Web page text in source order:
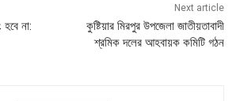
না:
Next article
কুষ্টিয়ার মিরপুর উপজেলা জাতীয়তাবাদী
শ্রমিক দলের আহবায়ক কমিটি গঠন